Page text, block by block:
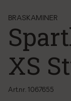
BRASKAMINER
XS
Art.nr. 1067655